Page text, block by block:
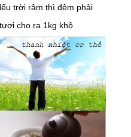
trời râm thì đêm phải
cho ra 1kg khô